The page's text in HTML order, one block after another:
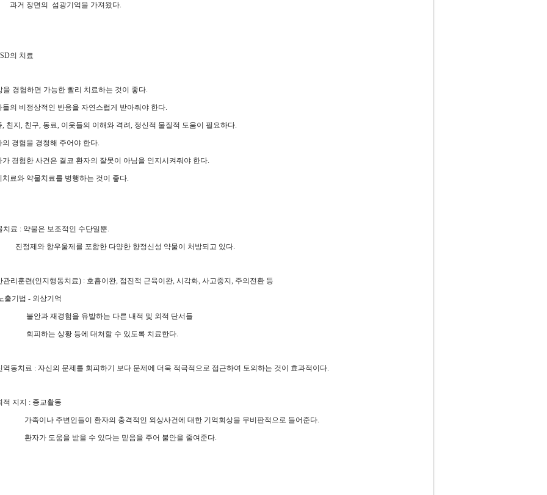
장면의 섬광기억을 가져왔다.
의 치료
을 경험하면 가능한 빨리 치료하는 것이 좋다.
들의 비정상적인 반응을 자연스럽게 받아줘야 한다.
, 친지, 친구, 동료, 이웃들의 이해와 격려, 정신적 물질적 도움이 필요하다.
의 경험을 경청해 주어야 한다.
가 경험한 사건은 결코 환자의 잘못이 아님을 인지시켜줘야 한다.
치료와 약물치료를 병행하는 것이 좋다.
치료 : 약물은 보조적인 수단일뿐.
제와 항우울제를 포함한 다양한 향정신성 약물이 처방되고 있다.
관리훈련(인지행동치료) : 호흡이완, 점진적 근육이완, 시각화, 사고중지, 주의전환 등
기법 - 외상기억
과 재경험을 유발하는 다른 내적 및 외적 단서들
하는 상황 등에 대처할 수 있도록 치료한다.
역동치료 : 자신의 문제를 회피하기 보다 문제에 더욱 적극적으로 접근하여 토의하는 것이 효과적이다.
적 지지 : 종교활동
이나 주변인들이 환자의 충격적인 외상사건에 대한 기억회상을 무비판적으로 들어준다.
가 도움을 받을 수 있다는 믿음을 주어 불안을 줄여준다.